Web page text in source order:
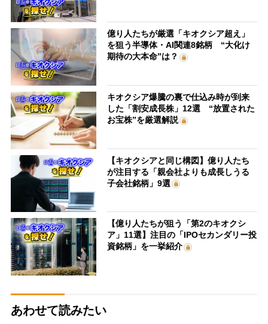
億り人たちが厳選「キオクシア超え」
を狙う半導体・AI関連8銘柄 “大化け
期待の大本命”は？
キオクシア爆騰の裏で仕込み時が到来
した「割安成長株」12選 “放置された
お宝株”を厳選解説
【キオクシアと同じ構図】億り人たち
が注目する「親会社よりも成長しうる
子会社銘柄」9選
【億り人たちが狙う「第2のキオクシ
ア」11選】注目の「IPOセカンダリー投
資銘柄」を一挙紹介
あわせて読みたい